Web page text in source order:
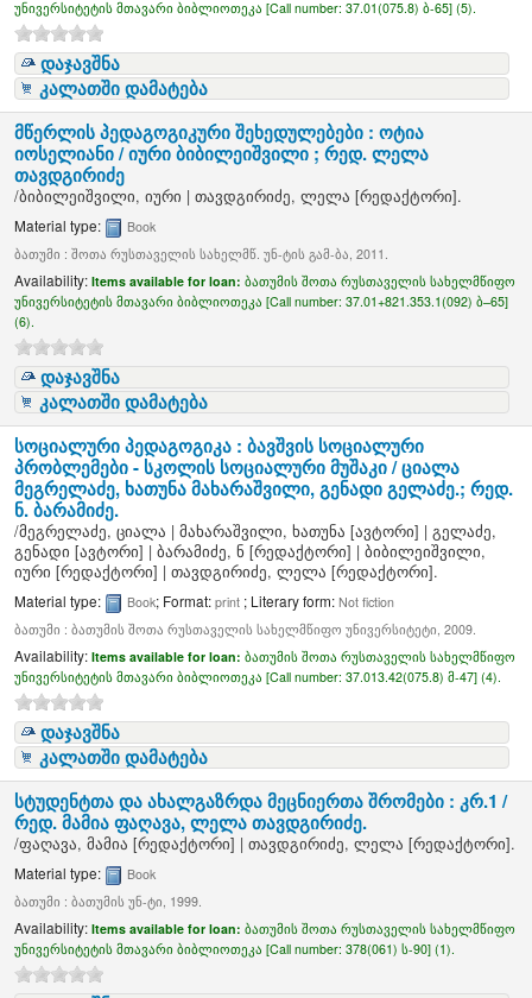
უნივერსიტეტის მთავარი ბიბლიოთეკა [Call number:37.01(075.8) ბ-65] (5).
დაჯავშნა
კალათში დამატება
მწერლის პედაგოგიკური შეხედულებები :ოტია
იოსელიანი / იური ბიბილეიშვილი ; რედ. ლელა
თავდგირიძე
/ბიბილეიშვილი, იური |თავდგირიძე, ლელა [რედაქტორი].
Material type:
Book
ბათუმი : შოთა რუსთაველის სახელმწ. უნ-ტის გამ-ბა, 2011.
Availability:Items available for loan:ბათუმის შოთა რუსთაველის სახელმწიფო
უნივერსიტეტის მთავარი ბიბლიოთეკა [Call number:37.01+821.353.1(092) ბ–65]
(6).
დაჯავშნა
კალათში დამატება
სოციალური პედაგოგიკა : ბავშვის სოციალური
პრობლემები - სკოლის სოციალური მუშაკი /ციალა
მეგრელაძე, ხათუნა მახარაშვილი, გენადი გელაძე.; რედ.
ნ. ბარამიძე.
/მეგრელაძე, ციალა |მახარაშვილი, ხათუნა [ავტორი] |გელაძე,
გენადი [ავტორი] |ბარამიძე, ნ [რედაქტორი] |ბიბილეიშვილი,
იური [რედაქტორი] |თავდგირიძე, ლელა [რედაქტორი].
Material type: Book; Format:print ; Literary form:Not fiction
ბათუმი : ბათუმის შოთა რუსთაველის სახელმწიფო უნივერსიტეტი, 2009.
Availability:Items available for loan:ბათუმის შოთა რუსთაველის სახელმწიფო
უნივერსიტეტის მთავარი ბიბლიოთეკა [Call number:37.013.42(075.8) მ-47] (4).
დაჯავშნა
კალათში დამატება
სტუდენტთა და ახალგაზრდა მეცნიერთა შრომები : კრ.1 /
რედ. მამია ფაღავა, ლელა თავდგირიძე.
/ფაღავა, მამია [რედაქტორი] |თავდგირიძე, ლელა [რედაქტორი].
Material type:
Book
ბათუმი : ბათუმის უნ-ტი, 1999.
Availability:Items available for loan:ბათუმის შოთა რუსთაველის სახელმწიფო
უნივერსიტეტის მთავარი ბიბლიოთეკა [Call number:378(061) ს-90] (1).